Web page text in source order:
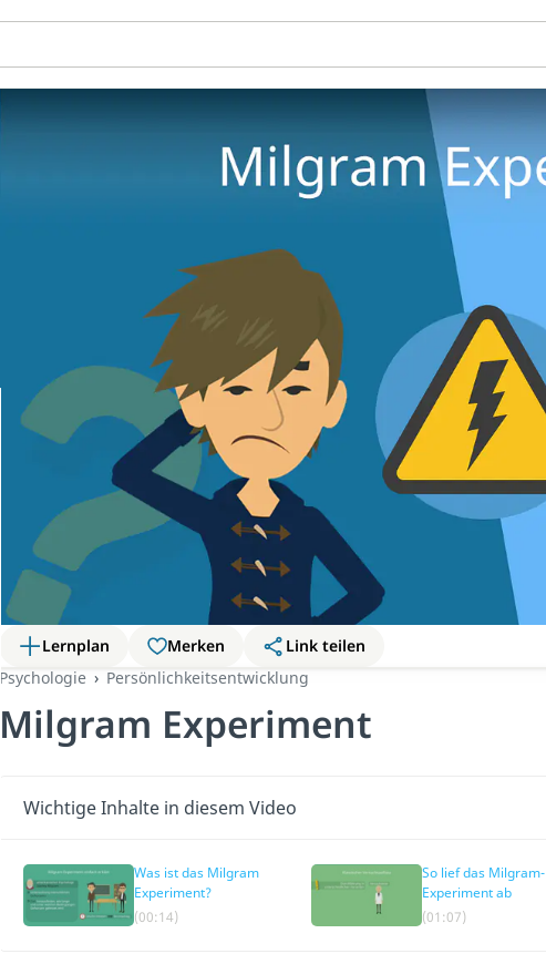
Lernplan Merken
Link teilen
Psychologie
Persönlichkeitsentwicklung
Milgram Experiment
Wichtige Inhalte in diesem Video
Was ist das Milgram
Experiment?
(00:14)
So lief das Milgram-
Experiment ab
(01:07)